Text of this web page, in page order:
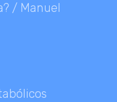
/ Manuel